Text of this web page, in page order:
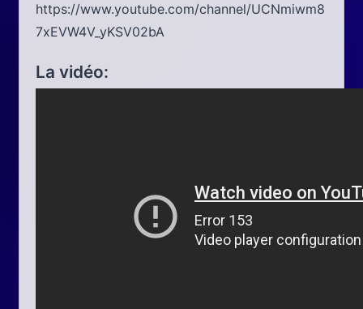
https://www.youtube.com/channel/UCNmiwm8
7xEVW4V_yKSV02bA
La vidéo: